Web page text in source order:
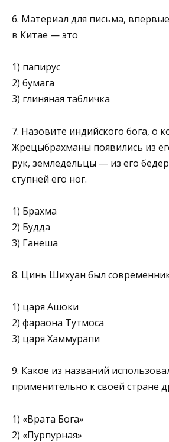
6. Материал для письма,
в Китае — это
1) папирус
2) бумага
3) глиняная табличка
7. Назовите индийского бога, о
Жрецы­брахманы появились из
рук, земле­дельцы — из его
ступней его ног.
1) Брахма
2) Будда
3) Ганеша
8. Цинь Шихуан был
1) царя Ашоки
2) фараона Тутмоса
3) царя Хаммурапи
9. Какое из названий
применительно к своей стране
1) «Врата Бога»
2) «Пурпурная»